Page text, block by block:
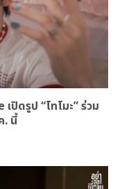
ปิดรูป “โทโมะ” ร่วม
. นี้